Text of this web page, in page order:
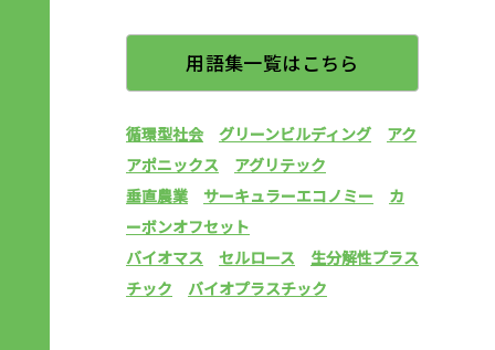
用語集一覧はこちら
循環型社会 グリーンビルディング
アク
アポニックス
アグリテック
垂直農業
サーキュラーエコノミー
カ
ーボンオフセット
バイオマス
セルロース
生分解性プラス
チック
バイオプラスチック